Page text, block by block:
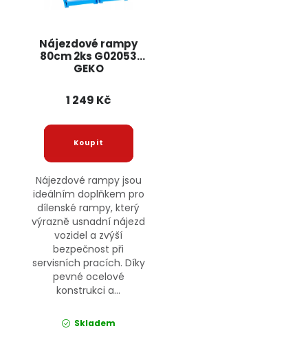
Nájezdové rampy
80cm 2ks G02053
GEKO
1 249 Kč
Nájezdové rampy jsou
ideálním doplňkem pro
dílenské rampy, který
výrazně usnadní nájezd
vozidel a zvýší
bezpečnost při
servisních pracích. Díky
pevné ocelové
konstrukci a...
Skladem